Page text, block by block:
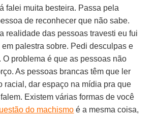
falei muita besteira. Passa pela
de reconhecer que não sabe.
realidade das pessoas travesti eu fui
em palestra sobre. Pedi desculpas e
O problema é que as pessoas não
As pessoas brancas têm que ler
racial, dar espaço na mídia pra que
Existem várias formas de você
do machismo é a mesma coisa,